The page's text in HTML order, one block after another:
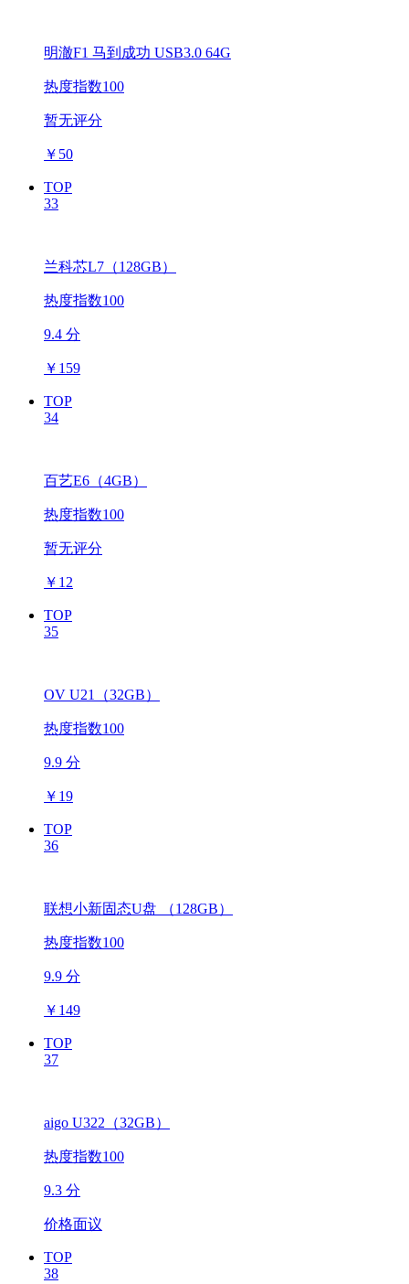
明澈F1 马到成功 USB3.0 64G
热度指数100
暂无评分
￥ 50
TOP
33
兰科芯L7（128GB）
热度指数100
9.4 分
￥ 159
TOP
34
百艺E6（4GB）
热度指数100
暂无评分
￥ 12
TOP
35
OV U21（32GB）
热度指数100
9.9 分
￥ 19
TOP
36
联想小新固态U盘 （128GB）
热度指数100
9.9 分
￥ 149
TOP
37
aigo U322（32GB）
热度指数100
9.3 分
价格面议
TOP
38